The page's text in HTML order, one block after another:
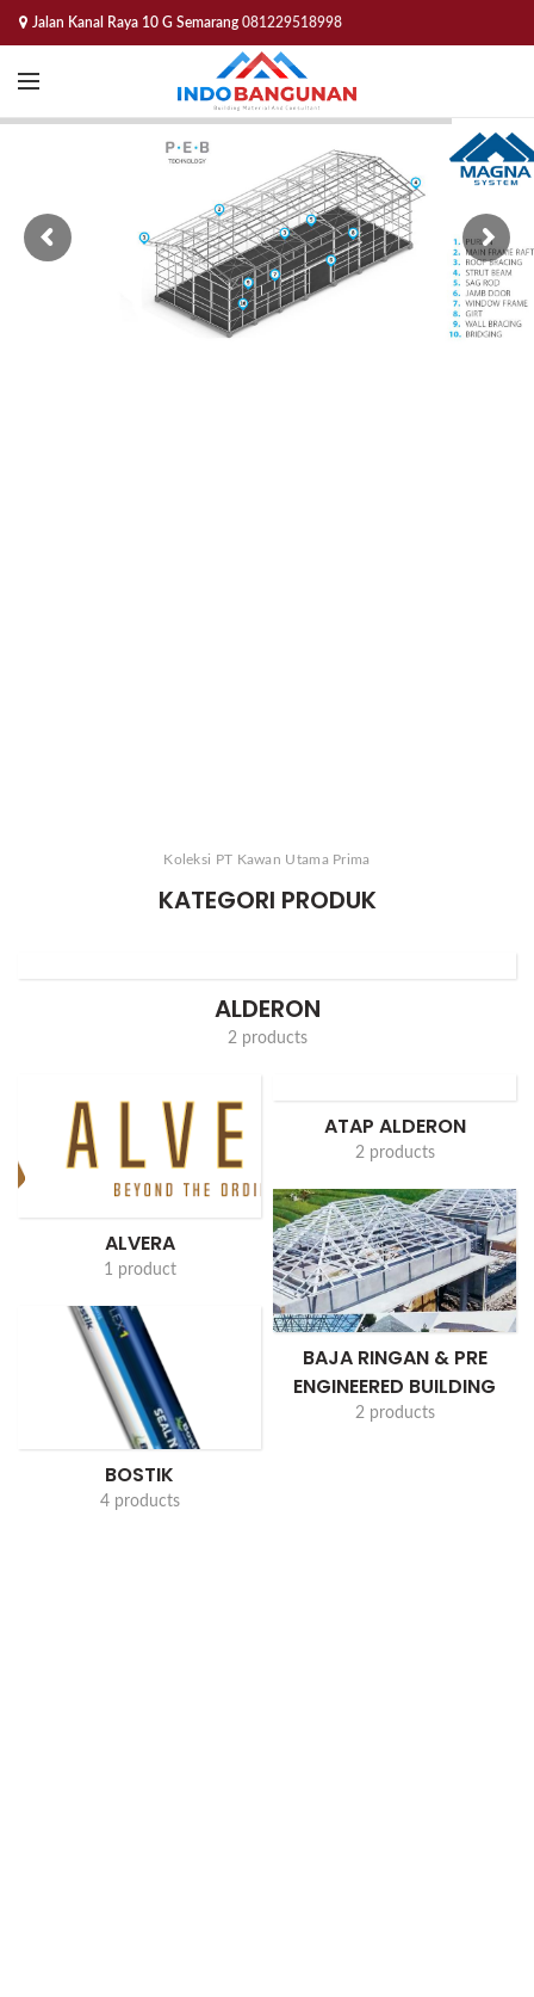
Jalan Kanal Raya 10 G Semarang 081229518998
Koleksi PT Kawan Utama Prima
KATEGORI PRODUK
ALDERON
2 products
ALVERA
1 product
ATAP ALDERON
2 products
BAJA RINGAN & PRE
ENGINEERED BUILDING
2 products
BOSTIK
4 products